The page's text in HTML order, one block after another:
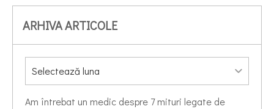
ARHIVA ARTICOLE
Am întrebat un medic despre 7 mituri legate de